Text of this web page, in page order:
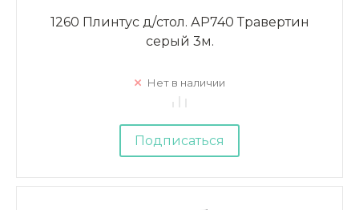
1260 Плинтус д/стол. АР740 Травертин
серый 3м.
Нет в наличии
Подписаться